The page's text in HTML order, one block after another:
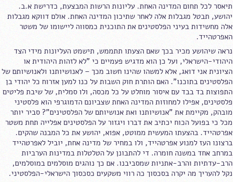
תיאסר לכל תחום המדינה האחת. עליונות הרשות המבצעת, כדרישת א.ב.
יהושע, תבטל מגבלות אלה לאחר שתיכון המדינה האחת. אולם דווקא מגבלות
אלה מחשידות בעיני הפלסטינים את התוכנית כמסווה ליישומו של משטר
האפרטהייד.
נראה שיהושע מכיר בכך שאם הצעתו תתממש, תישמט העליונות מידי הצד
היהודי-הישראלי, ועל כן הוא מדגיש פעמיים כי "לא לזהות היהודית או
הציונית אני דואג, אלא למשהו שהינו חשוב מכך – לאנושיותנו ולאנושיותם של
הפלסטינים בתוכנו". האם הותרת חוק השבות על כנו למען אזרוח כל יהודי בן
התפוצות בד בבד עם איסור מוחלט על כל מכסה, ולו סמלית, של שיבת פליטים
פלסטינים, אפילו למחוזות המדינה האחת שצביונם הדמוגרפי הוא פלסטיני
מובהק, מקיימת את "אנושיותנו ואת אנושיותם של הפלסטינים"? סביר יותר
מכל כי בפועל הכוח יכתיב את דברו ויגזור על הפלסטינים אפלייה תחת משטר
אפרטהייד. בהצעתו המעשית ממוטט, אפוא, יהושע את כל המבנה שהקים.
ברצונו העז למנוע אפרטהייד, ולו במחיר של מדינה אחת, יוביל לאפרטהייד
במרחב אחד במשנה חומרה. די להתבונן על הטלטלות במדינות הערביות
הרב-עדתיות והרב-אתניות שמסביבנו. אם כך נוהגים מוסלמים במוסלמים,
נקל להעריך מה יקרה בסכסוך כה רווי משקעים כסכסוך הישראלי-הפלסטיני.